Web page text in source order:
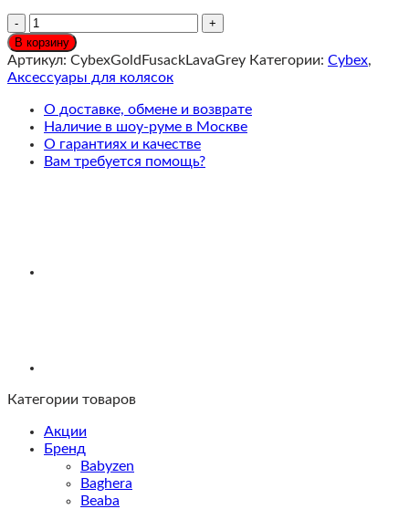
Количество
Cybex
Накидка
на
Stone
Grey
для
колясок
В корзину
Артикул: CybexGoldFusackLavaGrey Категории: Cybex,
Аксессуары для колясок
О доставке, обмене и возврате
Наличие в шоу-руме в Москве
О гарантиях и качестве
Вам требуется помощь?
Категории товаров
Акции
Бренд
Babyzen
Baghera
Beaba